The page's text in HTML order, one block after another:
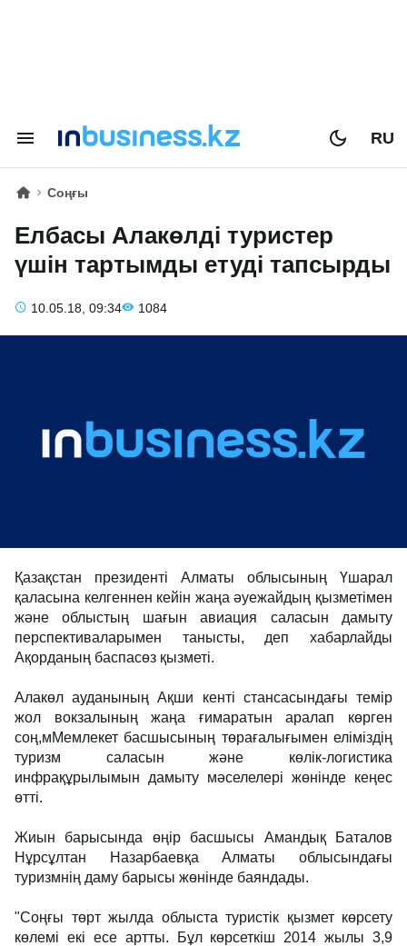
RU
Соңғы
Елбасы Алакөлді туристер
үшін тартымды етуді тапсырды
10.05.18, 09:34 1084
Қазақстан президенті Алматы облысының Үшарал
қаласына келгеннен кейін жаңа әуежайдың қызметімен
және облыстың шағын авиация саласын дамыту
перспективаларымен танысты, деп хабарлайды
Ақорданың баспасөз қызметі.
Алакөл ауданының Ақши кенті стансасындағы темір
жол вокзалының жаңа ғимаратын аралап көрген
соң,мМемлекет басшысының төрағалығымен еліміздің
туризм саласын және көлік-логистика
инфрақұрылымын дамыту мәселелері жөнінде кеңес
өтті.
Жиын барысында өңір басшысы Амандық Баталов
Нұрсұлтан Назарбаевқа Алматы облысындағы
туризмнің даму барысы жөнінде баяндады.
"Соңғы төрт жылда облыста туристік қызмет көрсету
көлемі екі есе артты. Бұл көрсеткіш 2014 жылы 3,9